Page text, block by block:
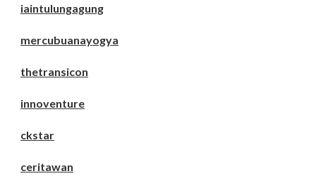
iaintulungagung
mercubuanayogya
thetransicon
innoventure
ckstar
ceritawan